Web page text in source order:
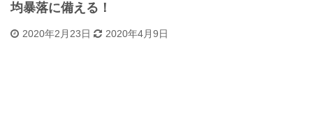
均暴落に備える！
2020年2月23日 2020年4月9日